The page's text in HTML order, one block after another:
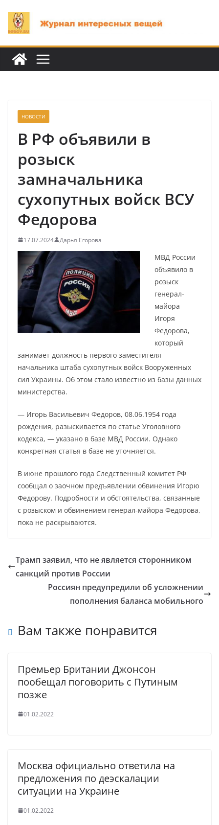
содержимому
НОВОСТИ
В РФ объявили в
розыск
замначальника
сухопутных войск ВСУ
Федорова
17.07.2024 Дарья Егорова
МВД России
объявило в
розыск
генерал-
майора
Игоря
Федорова,
который
занимает должность первого заместителя
начальника штаба сухопутных войск Вооруженных
сил Украины. Об этом стало известно из базы данных
министерства.
— Игорь Васильевич Федоров, 08.06.1954 года
рождения, разыскивается по статье Уголовного
кодекса, — указано в базе МВД России. Однако
конкретная статья в базе не уточняется.
В июне прошлого года Следственный комитет РФ
сообщал о заочном предъявлении обвинения Игорю
Федорову. Подробности и обстоятельства, связанные
с розыском и обвинением генерал-майора Федорова,
пока не раскрываются.
Трамп заявил, что не является сторонником
санкций против России
Россиян предупредили об усложнении
пополнения баланса мобильного
Вам также понравится
Премьер Британии Джонсон
пообещал поговорить с Путиным
позже
01.02.2022
Москва официально ответила на
предложения по деэскалации
ситуации на Украине
01.02.2022